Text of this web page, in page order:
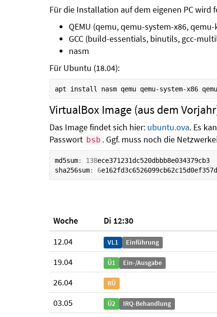
Für die Installation auf dem eigenen PC wird
QEMU (qemu, qemu-system-x86,
GCC (build-essentials, binutils, gcc-
nasm
Für Ubuntu (18.04):
VirtualBox Image (aus dem
Das Image findet sich hier: ubuntu.ova. Es
Passwort bsb . Ggf. muss noch die
md5sum: 138ece371231dc520dbbb8e034379cb3
sha256sum: 6
Woche
Di 12:30
12.04
VL1 Einführung
19.04 Ü1 Ein-/Ausgabe
26.04 RÜ
03.05 Ü2 IRQ-Behandlung